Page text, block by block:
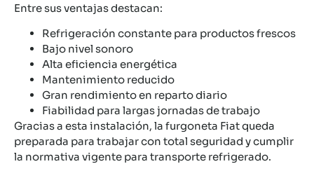
Entre sus ventajas destacan:
Refrigeración constante para productos frescos
Bajo nivel sonoro
Alta eficiencia energética
Mantenimiento reducido
Gran rendimiento en reparto diario
Fiabilidad para largas jornadas de trabajo
Gracias a esta instalación, la furgoneta Fiat queda
preparada para trabajar con total seguridad y cumplir
la normativa vigente para transporte refrigerado.